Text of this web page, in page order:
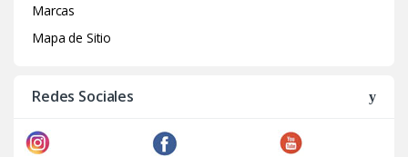
Marcas
Mapa de Sitio
Redes Sociales